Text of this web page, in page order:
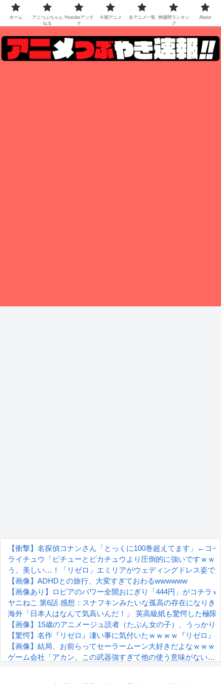
【衝撃】名探偵コナンさん「とっくに100巻超えてます」←コ
ライチュウ「ピチューとピカチュウより圧倒的に強いですｗ
う、美しい…！「リゼロ」エミリアがウェディングドレス姿で
【画像】ADHDとの旅行、大変すぎておわるwwwwww
【画像あり】ロピアのパワー全開おにぎり「444円」がコチラ
ヤニねこ 第6話 感想：スナフキンみたいな孤高の存在になりき
海外「日本人はなんて気高いんだ！」 英高級紙も驚愕した極限
【画像】15歳のアニメージュ読者（たぶん女の子）、うっか
【驚愕】名作『リゼロ』凄い事に気付いたｗｗｗｗ『リゼロ
【画像】結局、お前らってセーラームーン大好きだよなｗｗｗ
ゲーム会社「アカン、この武器強すぎて他の使う意味がない…
ホーム
アニつぶちゃん
ねる
Youtubeアンテ
ナ
今期アニメ 全アニメ一覧
🆕週間ランキン
グ
About